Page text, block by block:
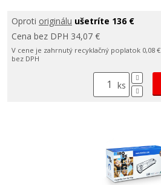
Oproti originálu ušetríte 136 €
Cena bez DPH 34,07 €
V cene je zahrnutý recyklačný poplatok 0,08 €
bez DPH
ks